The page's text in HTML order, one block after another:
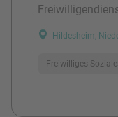
Hildesheim,
Freiwilliges